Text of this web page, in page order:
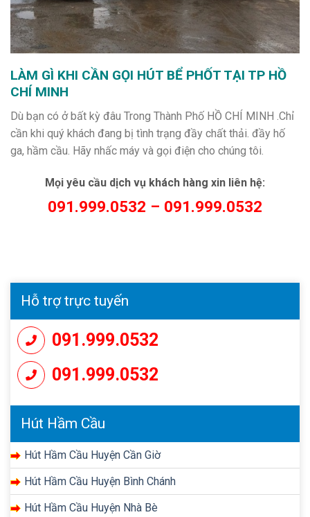
LÀM GÌ KHI CẦN GỌI HÚT BỂ PHỐT TẠI TP HỒ
CHÍ MINH
Dù bạn có ở bất kỳ đâu Trong Thành Phố HỒ CHÍ MINH .Chỉ
cần khi quý khách đang bị tình trạng đầy chất thải. đầy hố
ga, hầm cầu. Hãy nhấc máy và gọi điện cho chúng tôi.
Mọi yêu cầu dịch vụ khách hàng xin liên hệ:
091.999.0532 – 091.999.0532
Hỗ trợ trực tuyến
091.999.0532
091.999.0532
Hút Hầm Cầu
Hút Hầm Cầu Huyện Cần Giờ
Hút Hầm Cầu Huyện Bình Chánh
Hút Hầm Cầu Huyện Nhà Bè